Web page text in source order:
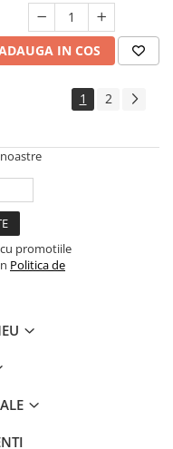
IN COS
1 2
promotiile
Politica de